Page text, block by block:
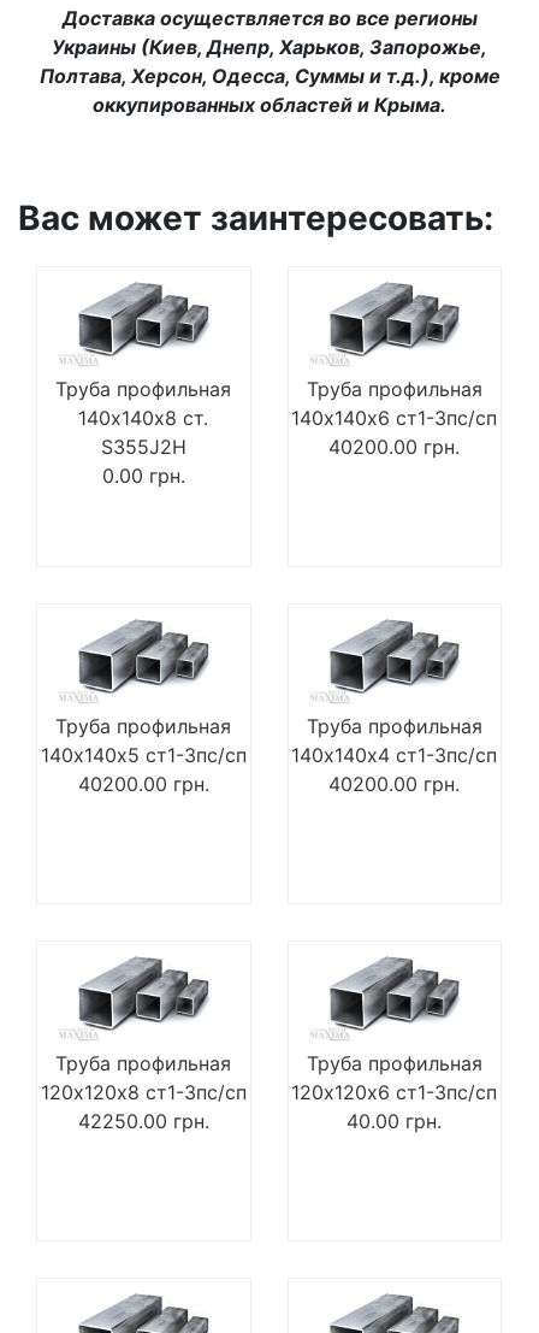
Доставка осуществляется во все регионы
Украины (Киев, Днепр, Харьков, Запорожье,
Полтава, Херсон, Одесса, Суммы и т.д.), кроме
оккупированных областей и Крыма.
Вас может заинтересовать:
Труба профильная
140х140х8 ст.
S355J2H
0.00 грн.
Труба профильная
140х140х6 ст1-3пс/сп
40200.00 грн.
Труба профильная
140х140х5 ст1-3пс/сп
40200.00 грн.
Труба профильная
140х140х4 ст1-3пс/сп
40200.00 грн.
Труба профильная
120х120х8 ст1-3пс/сп
42250.00 грн.
Труба профильная
120х120х6 ст1-3пс/сп
40.00 грн.